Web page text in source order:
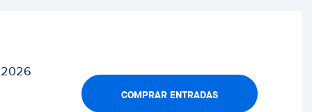
2026
COMPRAR ENTRADAS